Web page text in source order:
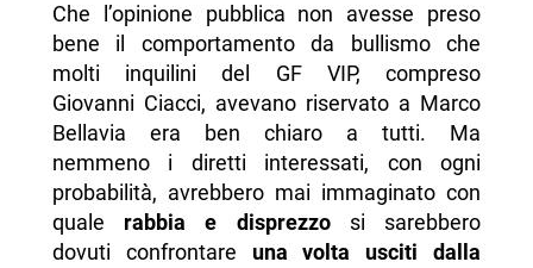
Che l’opinione pubblica non avesse preso
bene il comportamento da bullismo che
molti inquilini del GF VIP, compreso
Giovanni Ciacci, avevano riservato a Marco
Bellavia era ben chiaro a tutti. Ma
nemmeno i diretti interessati, con ogni
probabilità, avrebbero mai immaginato con
quale rabbia e disprezzosi sarebbero
dovuti confrontare una volta usciti dalla